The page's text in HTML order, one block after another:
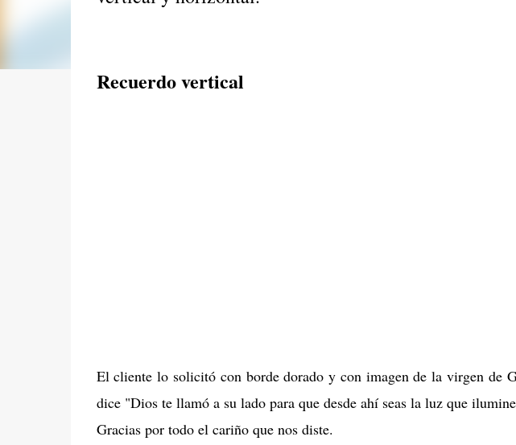
Recuerdo vertical
El cliente lo solicitó con borde dorado y con imagen de la virgen de
dice "Dios te llamó a su lado para que desde ahí seas la luz que
Gracias por todo el cariño que nos diste.